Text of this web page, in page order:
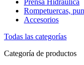
Rompetuercas,
Accesorios
Todas las categorías
Categoría de productos